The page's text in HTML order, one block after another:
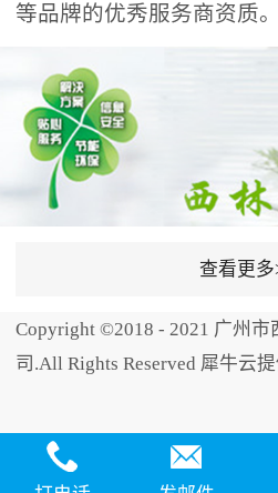
等品牌的优秀服务商资质。
查看更多
Copyright ©2018 - 2021 广州
司.All Rights Reserved 犀牛云